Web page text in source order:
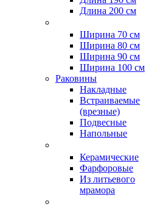
Длина 200 см
Ширина 70 см
Ширина 80 см
Ширина 90 см
Ширина 100 см
Раковины
Накладные
Встраиваемые
(врезные)
Подвесные
Напольные
Керамические
Фарфоровые
Из литьевого
мрамора